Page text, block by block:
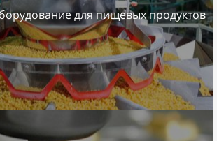
для пищевых продуктов